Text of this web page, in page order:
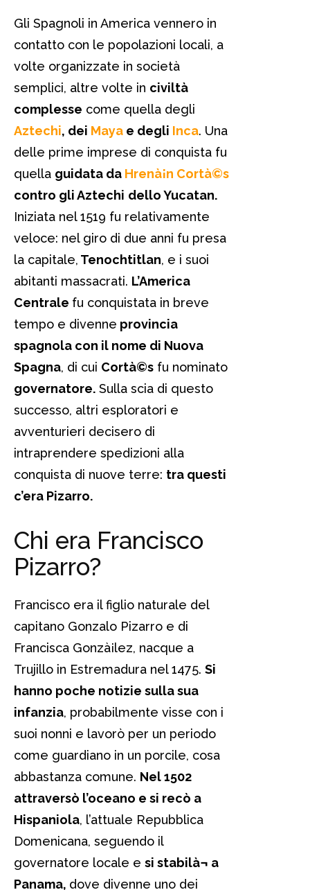
Gli Spagnoli in America vennero in
contatto con le popolazioni locali, a
volte organizzate in società
semplici, altre volte in civiltà
complesse come quella degli
Aztechi, dei Maya e degli Inca. Una
delle prime imprese di conquista fu
quella guidata da Hrenà¡n Cortà©s
contro gli Aztechi dello Yucatan.
Iniziata nel 1519 fu relativamente
veloce: nel giro di due anni fu presa
la capitale, Tenochtitlan, e i suoi
abitanti massacrati. L’America
Centrale fu conquistata in breve
tempo e divenne provincia
spagnola con il nome di Nuova
Spagna, di cui Cortà©s fu nominato
governatore. Sulla scia di questo
successo, altri esploratori e
avventurieri decisero di
intraprendere spedizioni alla
conquista di nuove terre: tra questi
c’era Pizarro.
Chi era Francisco
Pizarro?
Francisco era il figlio naturale del
capitano Gonzalo Pizarro e di
Francisca Gonzà¡lez, nacque a
Trujillo in Estremadura nel 1475. Si
hanno poche notizie sulla sua
infanzia, probabilmente visse con i
suoi nonni e lavorò per un periodo
come guardiano in un porcile, cosa
abbastanza comune. Nel 1502
attraversò l’oceano e si recò a
Hispaniola, l’attuale Repubblica
Domenicana, seguendo il
governatore locale e si stabilà¬ a
Panama, dove divenne uno dei